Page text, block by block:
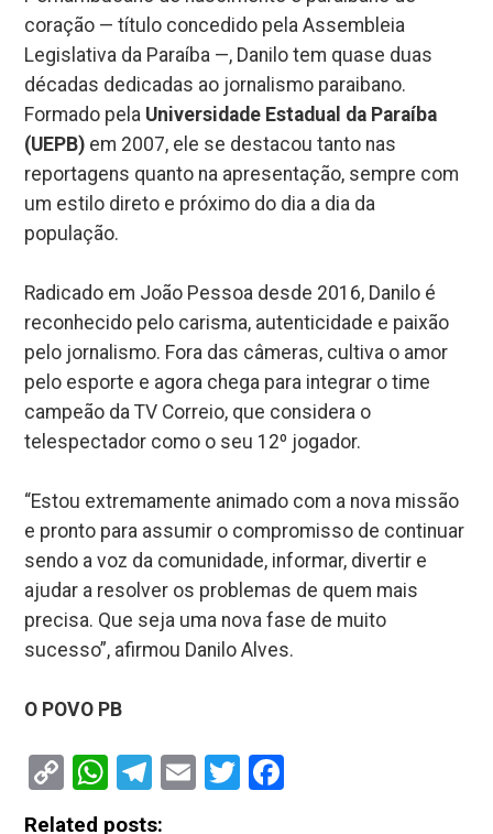
coração — título concedido pela Assembleia
Legislativa da Paraíba —, Danilo tem quase duas
décadas dedicadas ao jornalismo paraibano.
Formado pela Universidade Estadual da Paraíba
(UEPB) em 2007, ele se destacou tanto nas
reportagens quanto na apresentação, sempre com
um estilo direto e próximo do dia a dia da
população.
Radicado em João Pessoa desde 2016, Danilo é
reconhecido pelo carisma, autenticidade e paixão
pelo jornalismo. Fora das câmeras, cultiva o amor
pelo esporte e agora chega para integrar o time
campeão da TV Correio, que considera o
telespectador como o seu 12º jogador.
“Estou extremamente animado com a nova missão
e pronto para assumir o compromisso de continuar
sendo a voz da comunidade, informar, divertir e
ajudar a resolver os problemas de quem mais
precisa. Que seja uma nova fase de muito
sucesso”, afirmou Danilo Alves.
O POVO PB
Copy
Link
WhatsApp
Telegram
EmailTwitter
Related posts: